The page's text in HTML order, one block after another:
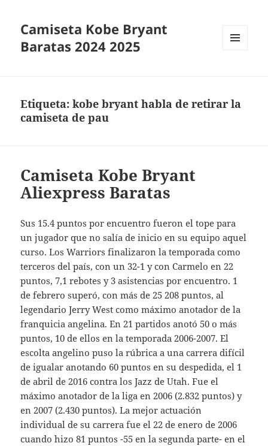
Camiseta Kobe Bryant
Baratas 2024 2025
Etiqueta:kobe bryant habla de retirar la
camiseta de pau
Camiseta Kobe Bryant
Aliexpress Baratas
Sus 15.4 puntos por encuentro fueron el tope para
un jugador que no salía de inicio en su equipo aquel
curso. Los Warriors finalizaron la temporada como
terceros del país, con un 32-1 y con Carmelo en 22
puntos, 7,1 rebotes y 3 asistencias por encuentro. 1
de febrero superó, con más de 25 208 puntos, al
legendario Jerry West como máximo anotador de la
franquicia angelina. En 21 partidos anotó 50 o más
puntos, 10 de ellos en la temporada 2006-2007. El
escolta angelino puso la rúbrica a una carrera difícil
de igualar anotando 60 puntos en su despedida, el 1
de abril de 2016 contra los Jazz de Utah. Fue el
máximo anotador de la liga en 2006 (2.832 puntos) y
en 2007 (2.430 puntos). La mejor actuación
individual de su carrera fue el 22 de enero de 2006
cuando hizo 81 puntos -55 en la segunda parte- en el